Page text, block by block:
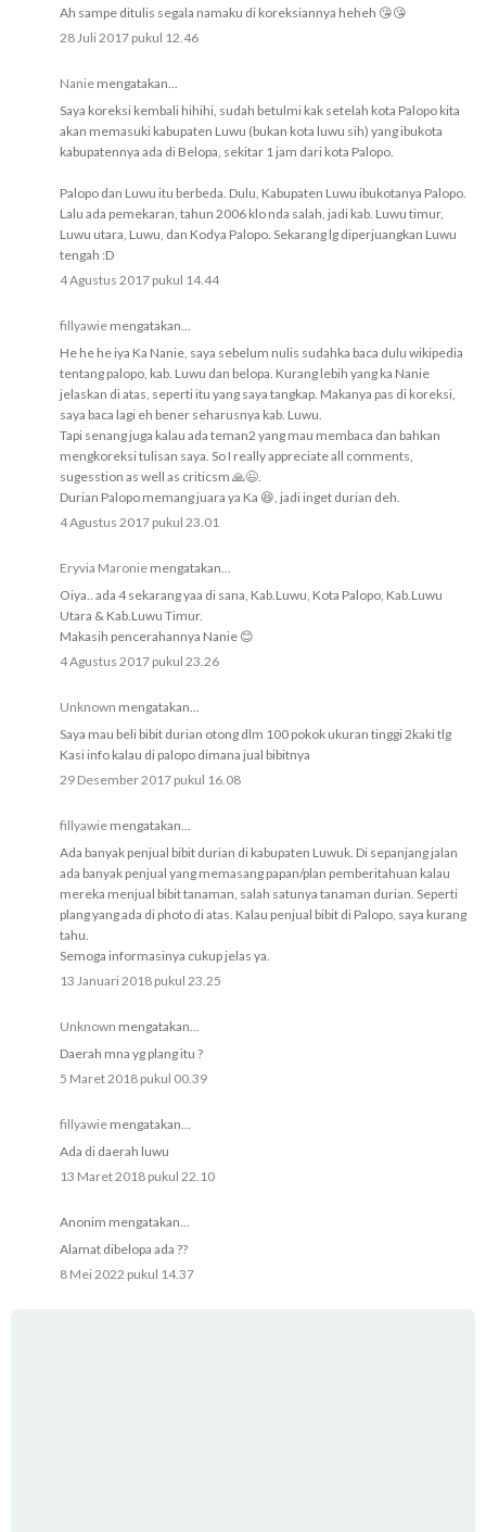
Ah sampe ditulis segala namaku di koreksiannya heheh 😘😘
28 Juli 2017 pukul 12.46
Nanie mengatakan...
Saya koreksi kembali hihihi, sudah betulmi kak setelah kota Palopo kita
akan memasuki kabupaten Luwu (bukan kota luwu sih) yang ibukota
kabupatennya ada di Belopa, sekitar 1 jam dari kota Palopo.
Palopo dan Luwu itu berbeda. Dulu, Kabupaten Luwu ibukotanya Palopo.
Lalu ada pemekaran, tahun 2006 klo nda salah, jadi kab. Luwu timur,
Luwu utara, Luwu, dan Kodya Palopo. Sekarang lg diperjuangkan Luwu
tengah :D
4 Agustus 2017 pukul 14.44
fillyawie mengatakan...
He he he iya Ka Nanie, saya sebelum nulis sudahka baca dulu wikipedia
tentang palopo, kab. Luwu dan belopa. Kurang lebih yang ka Nanie
jelaskan di atas, seperti itu yang saya tangkap. Makanya pas di koreksi,
saya baca lagi eh bener seharusnya kab. Luwu.
Tapi senang juga kalau ada teman2 yang mau membaca dan bahkan
mengkoreksi tulisan saya. So I really appreciate all comments,
sugesstion as well as criticsm 🙏😉.
Durian Palopo memang juara ya Ka 😆, jadi inget durian deh.
4 Agustus 2017 pukul 23.01
Eryvia Maronie mengatakan...
Oiya.. ada 4 sekarang yaa di sana, Kab.Luwu, Kota Palopo, Kab.Luwu
Utara & Kab.Luwu Timur.
Makasih pencerahannya Nanie 😊
4 Agustus 2017 pukul 23.26
Unknown mengatakan...
Saya mau beli bibit durian otong dlm 100 pokok ukuran tinggi 2kaki tlg
Kasi info kalau di palopo dimana jual bibitnya
29 Desember 2017 pukul 16.08
fillyawie mengatakan...
Ada banyak penjual bibit durian di kabupaten Luwuk. Di sepanjang jalan
ada banyak penjual yang memasang papan/plan pemberitahuan kalau
mereka menjual bibit tanaman, salah satunya tanaman durian. Seperti
plang yang ada di photo di atas. Kalau penjual bibit di Palopo, saya kurang
tahu.
Semoga informasinya cukup jelas ya.
13 Januari 2018 pukul 23.25
Unknown mengatakan...
Daerah mna yg plang itu ?
5 Maret 2018 pukul 00.39
fillyawie mengatakan...
Ada di daerah luwu
13 Maret 2018 pukul 22.10
Anonim mengatakan...
Alamat dibelopa ada ??
8 Mei 2022 pukul 14.37